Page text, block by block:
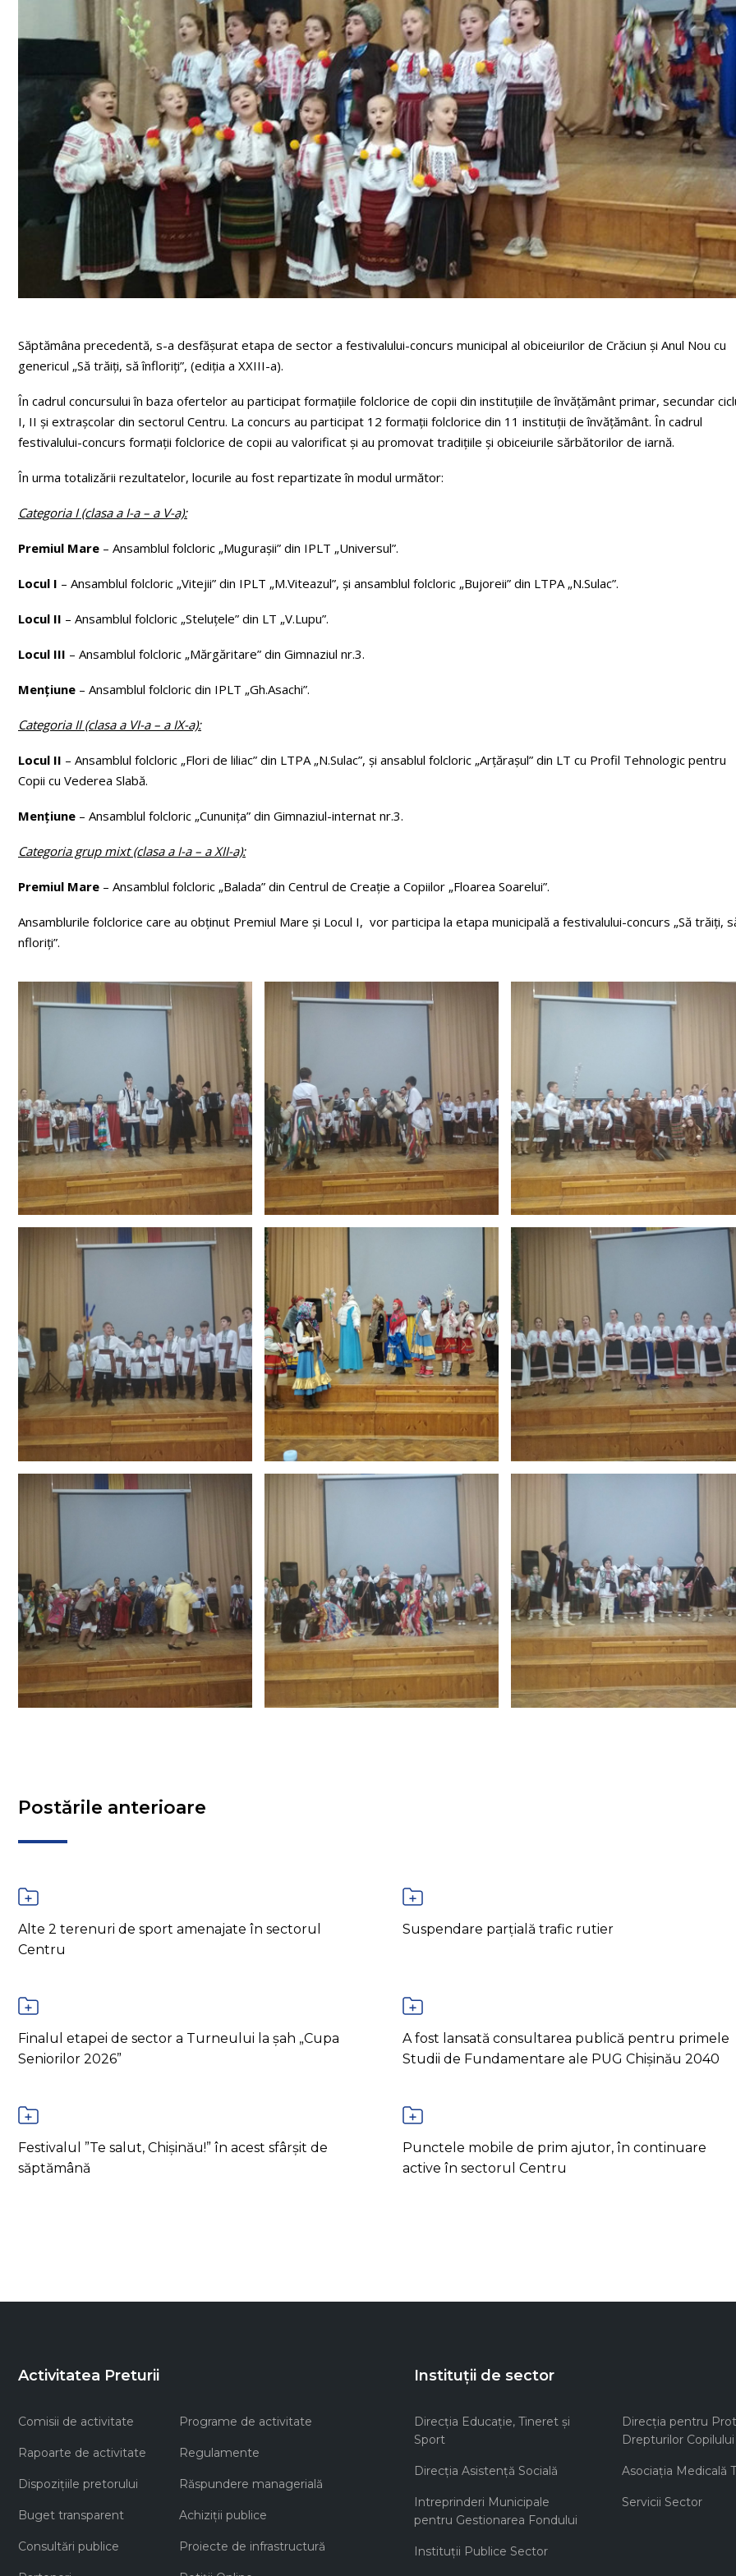
Săptămâna precedentă, s-a desfășurat etapa de sector a festivalului-concurs municipal al obiceiurilor de Crăciun și Anul Nou cu
genericul „Să trăiți, să înfloriți”, (ediția a XXIII-a).
În cadrul concursului în baza ofertelor au participat formațiile folclorice de copii din instituțiile de învățământ primar, secundar
I, II și extrașcolar din sectorul Centru. La concurs au participat 12 formații folclorice din 11 instituții de învățământ. În cadrul
festivalului-concurs formații folclorice de copii au valorificat și au promovat tradițiile și obiceiurile sărbătorilor de iarnă.
În urma totalizării rezultatelor, locurile au fost repartizate în modul următor:
Categoria I (clasa a I-a – a V-a):
Premiul Mare – Ansamblul folcloric „Mugurașii” din IPLT „Universul”.
Locul I – Ansamblul folcloric „Vitejii” din IPLT „M.Viteazul”, și ansamblul folcloric „Bujoreii” din LTPA „N.Sulac”.
Locul II – Ansamblul folcloric „Steluțele” din LT „V.Lupu”.
Locul III – Ansamblul folcloric „Mărgăritare” din Gimnaziul nr.3.
Mențiune – Ansamblul folcloric din IPLT „Gh.Asachi”.
Categoria II (clasa a VI-a – a IX-a):
Locul II – Ansamblul folcloric „Flori de liliac” din LTPA „N.Sulac”, și ansablul folcloric „Arțărașul” din LT cu Profil Tehnologic pentru
Copii cu Vederea Slabă.
Mențiune – Ansamblul folcloric „Cununița” din Gimnaziul-internat nr.3.
Categoria grup mixt (clasa a I-a – a XII-a):
Premiul Mare – Ansamblul folcloric „Balada” din Centrul de Creație a Copiilor „Floarea Soarelui”.
Ansamblurile folclorice care au obținut Premiul Mare și Locul I, vor participa la etapa municipală a festivalului-concurs „Să trăiți,
nfloriți”.
Postările anterioare
Alte 2 terenuri de sport amenajate în sectorul
Centru
Suspendare parțială trafic rutier
Finalul etapei de sector a Turneului la șah „Cupa
Seniorilor 2026”
A fost lansată consultarea publică pentru primele
Studii de Fundamentare ale PUG Chișinău 2040
Festivalul ”Te salut, Chișinău!” în acest sfârșit de
săptămână
Punctele mobile de prim ajutor, în continuare
active în sectorul Centru
Activitatea Preturii
Comisii de activitate Programe de activitate
Rapoarte de activitate Regulamente
Dispozițiile pretorului Răspundere managerială
Buget transparent Achiziţii publice
Consultări publice Proiecte de infrastructură
Instituții de sector
Direcţia Educaţie, Tineret şi
Sport
Direcţia pentru
Drepturilor Copilului
Direcţia Asistenţă Socială Asociaţia Medicală
Intreprinderi Municipale
pentru Gestionarea Fondului
Servicii Sector
Instituţii Publice Sector